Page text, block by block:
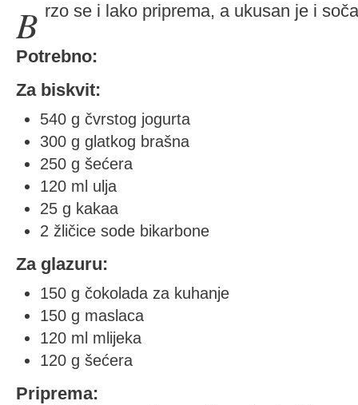
Brzo se i lako priprema, a ukusan je i
Potrebno:
Za biskvit:
540 g čvrstog jogurta
300 g glatkog brašna
250 g šećera
120 ml ulja
25 g kakaa
2 žličice sode bikarbone
Za glazuru:
150 g čokolada za kuhanje
150 g maslaca
120 ml mlijeka
120 g šećera
Priprema: